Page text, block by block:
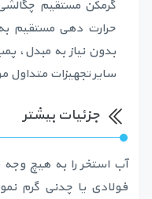
حرارت دهی مستقیم
بدون نیاز به مبدل،
سایر تجهیزات متداول
جزئیات بیشتر
آب استخر را به هیچ
فولادی یا چدنی گرم